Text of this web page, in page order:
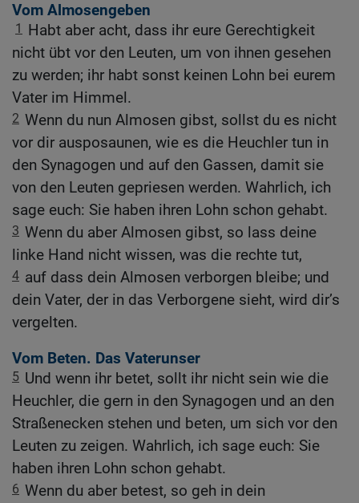
Vom Almosengeben
1
Habt aber acht, dass ihr eure Gerechtigkeit
nicht übt vor den Leuten, um von ihnen gesehen
zu werden; ihr habt sonst keinen Lohn bei eurem
Vater im Himmel.
2 Wenn du nun Almosen gibst, sollst du es nicht
vor dir ausposaunen, wie es die Heuchler tun in
den Synagogen und auf den Gassen, damit sie
von den Leuten gepriesen werden. Wahrlich, ich
sage euch: Sie haben ihren Lohn schon gehabt.
3 Wenn du aber Almosen gibst, so lass deine
linke Hand nicht wissen, was die rechte tut,
4 auf dass dein Almosen verborgen bleibe; und
dein Vater, der in das Verborgene sieht, wird dir’s
vergelten.
Vom Beten. Das Vaterunser
5 Und wenn ihr betet, sollt ihr nicht sein wie die
Heuchler, die gern in den Synagogen und an den
Straßenecken stehen und beten, um sich vor den
Leuten zu zeigen. Wahrlich, ich sage euch: Sie
haben ihren Lohn schon gehabt.
6 Wenn du aber betest, so geh in dein